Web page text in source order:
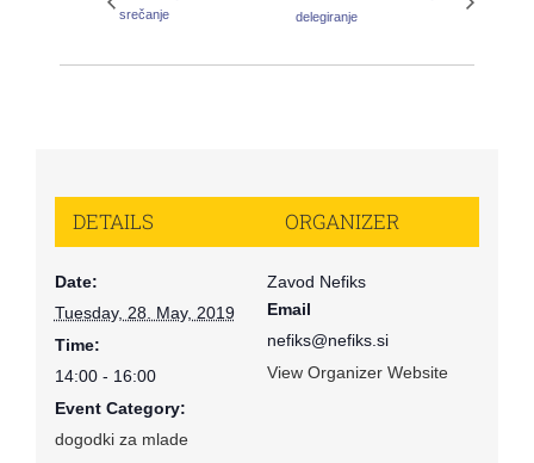
srečanje
delegiranje
DETAILS
Date:
Tuesday, 28. May, 2019
Time:
14:00 - 16:00
Event Category:
dogodki za mlade
ORGANIZER
Zavod Nefiks
Email
nefiks@nefiks.si
View Organizer Website